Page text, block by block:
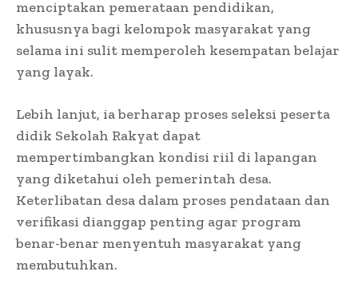
menciptakan pemerataan pendidikan,
khususnya bagi kelompok masyarakat yang
selama ini sulit memperoleh kesempatan belajar
yang layak.
Lebih lanjut, ia berharap proses seleksi peserta
didik Sekolah Rakyat dapat
mempertimbangkan kondisi riil di lapangan
yang diketahui oleh pemerintah desa.
Keterlibatan desa dalam proses pendataan dan
verifikasi dianggap penting agar program
benar-benar menyentuh masyarakat yang
membutuhkan.